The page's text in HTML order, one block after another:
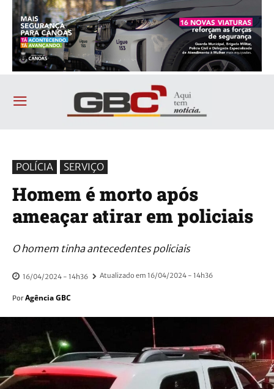
POLÍCIA SERVIÇO
Homem é morto após
ameaçar atirar em policiais
O homem tinha antecedentes policiais
16/04/2024 - 14h36 Atualizado em 16/04/2024 - 14h36
Por Agência GBC